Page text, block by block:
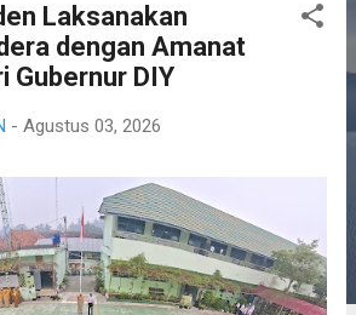
Laksanakan
dengan Amanat
Gubernur DIY
- Agustus 03, 2026